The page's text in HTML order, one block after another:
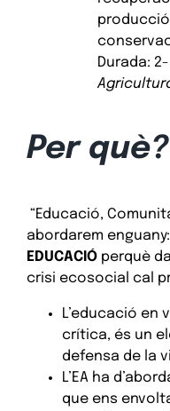
producció
Durada:
Per què?
“Educació,
abordarem enguany:
EDUCACIÓ perquè
crisi ecosocial cal
L’educació en
crítica, és un
defensa de la
L’EA ha
que ens